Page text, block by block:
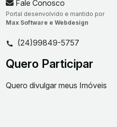
Fale Conosco
Portal desenvolvido e mantido por
Max Software e Webdesign
(24)99849-5757
Quero Participar
Quero divulgar meus Imóveis